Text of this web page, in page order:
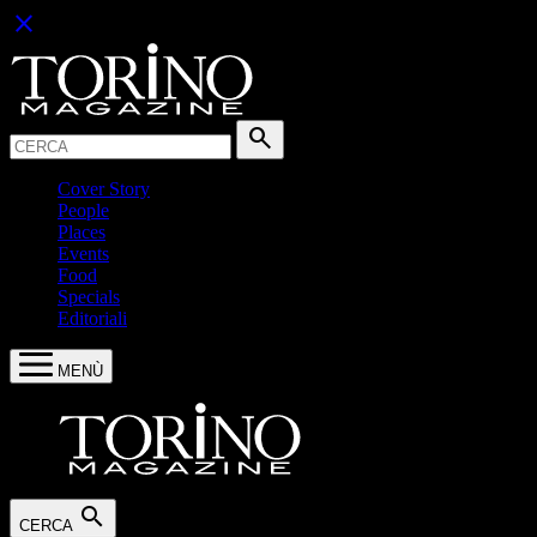
close
search
Cover Story
People
Places
Events
Food
Specials
Editoriali
MENÙ
CERCA search